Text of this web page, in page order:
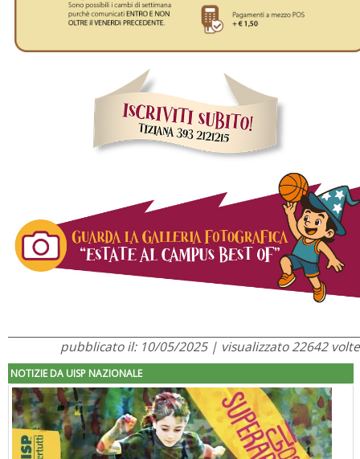
pubblicato il: 10/05/2025 | visualizzato 22642 volte
NOTIZIE DA UISP NAZIONALE